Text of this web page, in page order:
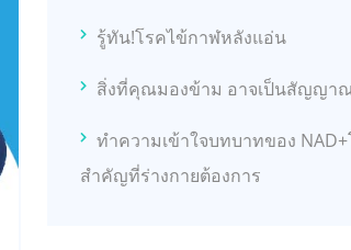
รู้ทัน!โรคไข้กาฬหลังแอ่น
สิ่งที่คุณมองข้าม อาจเป็นสัญญา
ทำความเข้าใจบทบาทของ
สำคัญที่ร่างกายต้องการ